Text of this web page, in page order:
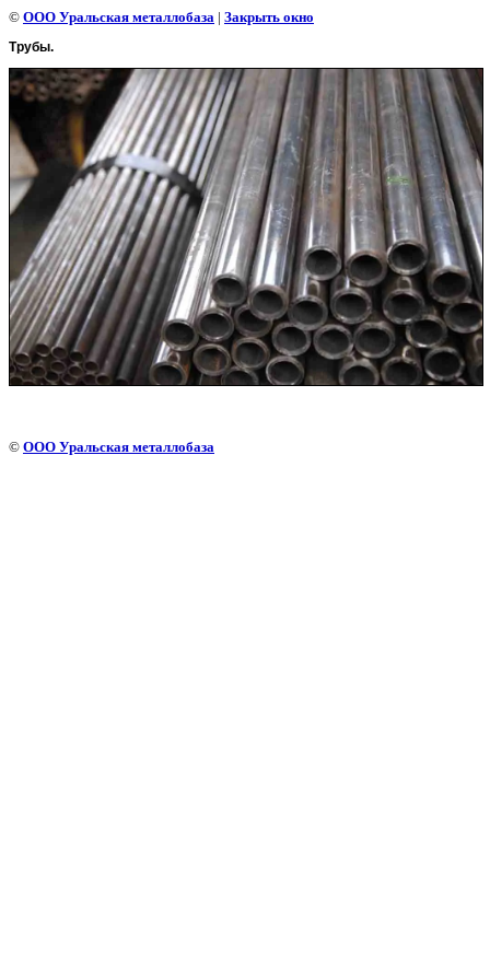
© ООО Уральская металлобаза | Закрыть окно
Трубы.
© ООО Уральская металлобаза